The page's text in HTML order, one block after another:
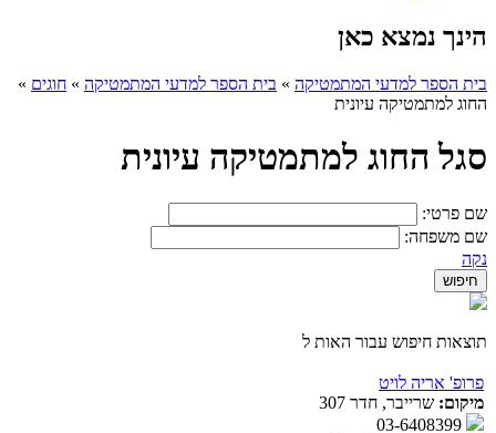
הינך נמצא כאן
בית הספר למדעי המתמטיקה » בית הספר למדעי המתמטיקה » חוגים »
החוג למתמטיקה עיונית
סגל החוג למתמטיקה עיונית
שם פרטי:
שם משפחה:
נקה
תוצאות חיפוש עבור האות ל
פרופ' אריה לויט
מיקום: שרייבר, חדר 307